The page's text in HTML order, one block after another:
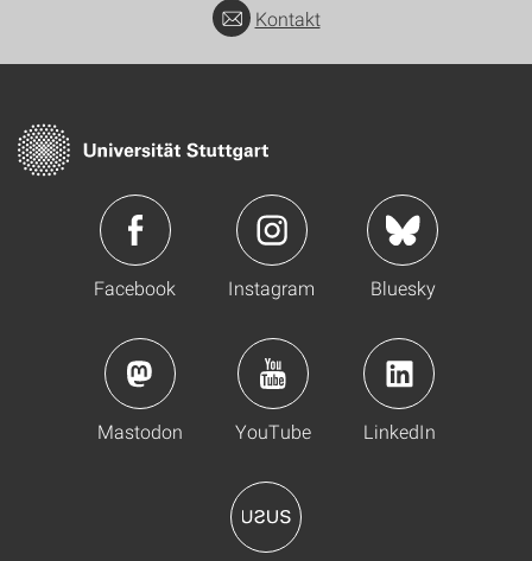
Kontakt
Facebook Instagram Bluesky
Mastodon YouTube LinkedIn